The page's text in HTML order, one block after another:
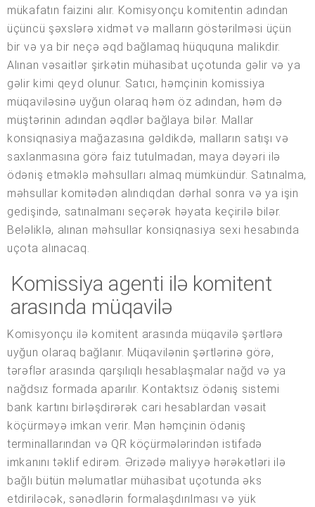
mükafatın faizini alır. Komisyonçu komitentin adından
üçüncü şəxslərə xidmət və malların göstərilməsi üçün
bir və ya bir neçə əqd bağlamaq hüququna malikdir.
Alınan vəsaitlər şirkətin mühasibat uçotunda gəlir və ya
gəlir kimi qeyd olunur. Satıcı, həmçinin komissiya
müqaviləsinə uyğun olaraq həm öz adından, həm də
müştərinin adından əqdlər bağlaya bilər. Mallar
konsiqnasiya mağazasına gəldikdə, malların satışı və
saxlanmasına görə faiz tutulmadan, maya dəyəri ilə
ödəniş etməklə məhsulları almaq mümkündür. Satınalma,
məhsullar komitədən alındıqdan dərhal sonra və ya işin
gedişində, satınalmanı seçərək həyata keçirilə bilər.
Beləliklə, alınan məhsullar konsiqnasiya sexi hesabında
uçota alınacaq.
Komissiya agenti ilə komitent
arasında müqavilə
Komisyonçu ilə komitent arasında müqavilə şərtlərə
uyğun olaraq bağlanır. Müqavilənin şərtlərinə görə,
tərəflər arasında qarşılıqlı hesablaşmalar nağd və ya
nağdsız formada aparılır. Kontaktsız ödəniş sistemi
bank kartını birləşdirərək cari hesablardan vəsait
köçürməyə imkan verir. Mən həmçinin ödəniş
terminallarından və QR köçürmələrindən istifadə
imkanını təklif edirəm. Ərizədə maliyyə hərəkətləri ilə
bağlı bütün məlumatlar mühasibat uçotunda əks
etdiriləcək, sənədlərin formalaşdırılması və yük